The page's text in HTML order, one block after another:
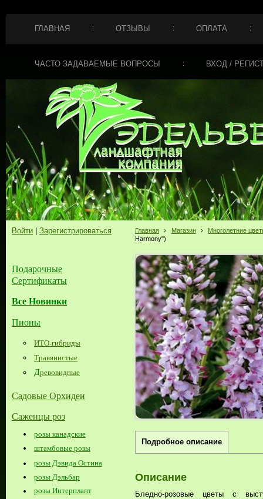
ГЛАВНАЯ ОТЗЫВЫ ОПЛАТА
ЧАСТО ЗАДАВАЕМЫЕ ВОПРОСЫ ВХОД /
Войти Зарегистрироваться
Подарочные
Сертификаты
Все Новинки
Пионы
ИТО-гибриды
Травянистые
Древовидные
Садовые Орхидеи
Саженцы роз
розы канадские
штамбовые розы
розы Дэвида Остина
розы Дэльбар
розы Интерплант
Главная › Магазин ›
Многолетние
Harmony")
Подробное описание
Описание
Бледно-розовые цветы с